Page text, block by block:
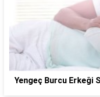
Yengeç Burcu Erkeği